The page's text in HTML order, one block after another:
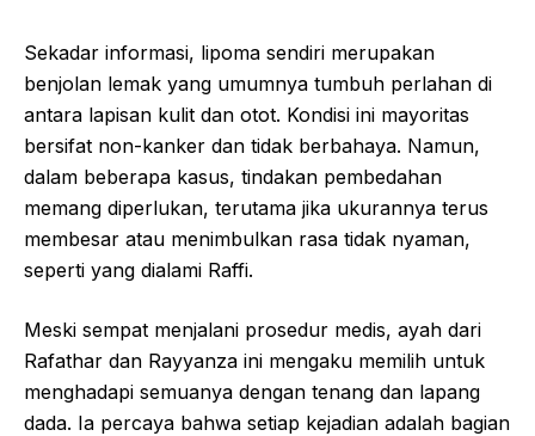
Sekadar informasi, lipoma sendiri merupakan
benjolan lemak yang umumnya tumbuh perlahan di
antara lapisan kulit dan otot. Kondisi ini mayoritas
bersifat non-kanker dan tidak berbahaya. Namun,
dalam beberapa kasus, tindakan pembedahan
memang diperlukan, terutama jika ukurannya terus
membesar atau menimbulkan rasa tidak nyaman,
seperti yang dialami Raffi.
Meski sempat menjalani prosedur medis, ayah dari
Rafathar dan Rayyanza ini mengaku memilih untuk
menghadapi semuanya dengan tenang dan lapang
dada. Ia percaya bahwa setiap kejadian adalah bagian